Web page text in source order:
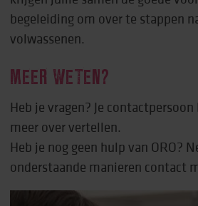
begeleiding om over te stappen
volwassenen.
MEER WETEN?
Heb je vragen? Je
meer over vertellen.
Heb je nog geen hulp van ORO?
onderstaande manieren contact